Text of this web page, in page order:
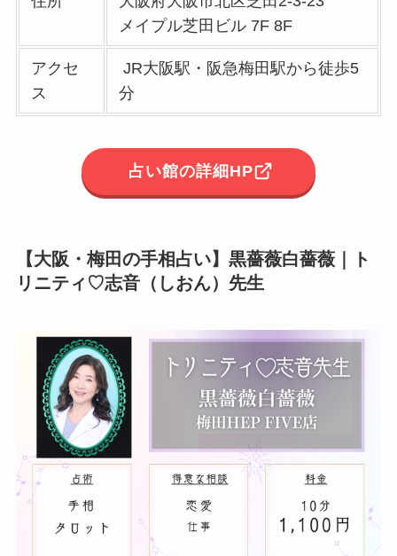
メイプル芝田ビル 7F 8F
アクセ
ス
JR大阪駅・阪急梅田駅から徒歩5
分
占い館の詳細HP
【大阪・梅田の手相占い】 黒薔薇白薔薇｜
ト
リニティ♡志音（しおん） 先生